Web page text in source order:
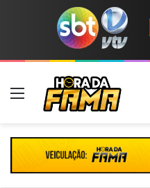
Menu